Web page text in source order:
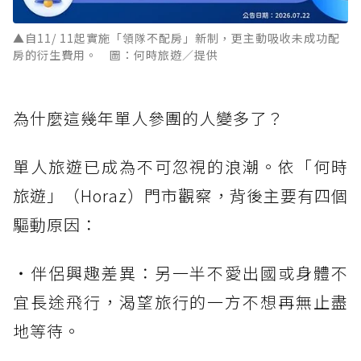
▲自11/ 11起實施「領隊不配房」新制，更主動吸收未成功配
房的衍生費用。 圖：何時旅遊／提供
為什麼這幾年單人參團的人變多了？
單人旅遊已成為不可忽視的浪潮。依「何時
旅遊」（Horaz）門市觀察，背後主要有四個
驅動原因：
・伴侶興趣差異：另一半不愛出國或身體不
宜長途飛行，渴望旅行的一方不想再無止盡
地等待。